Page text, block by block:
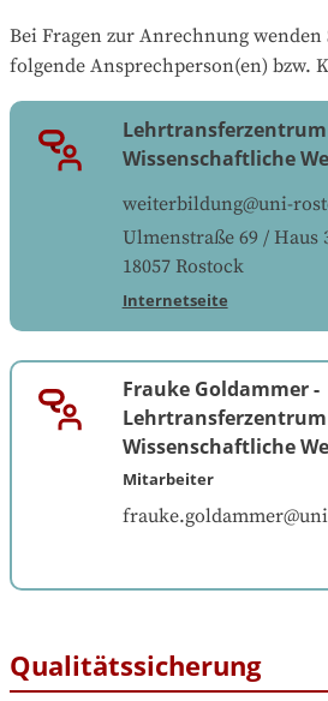
Bei Fragen zur Anrechnung wenden
folgende Ansprechperson(en) bzw.
Wissenschaftliche
weiterbildung@uni-
Ulmenstraße 69 / Haus
18057 Rostock
Internetseite
Frauke Goldammer -
Wissenschaftliche
Mitarbeiter
Qualitätssicherung